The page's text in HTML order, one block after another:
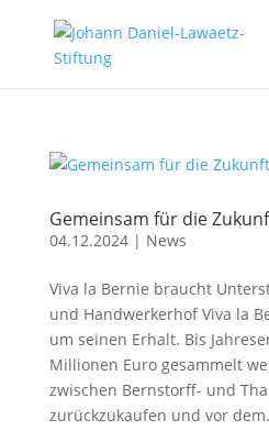
Gemeinsam für die
04.12.2024| News
Viva la Bernie braucht
und Handwerkerhof Viva la
um seinen Erhalt. Bis
Millionen Euro gesammelt
zwischen Bernstorff- und
zurückzukaufen und vor